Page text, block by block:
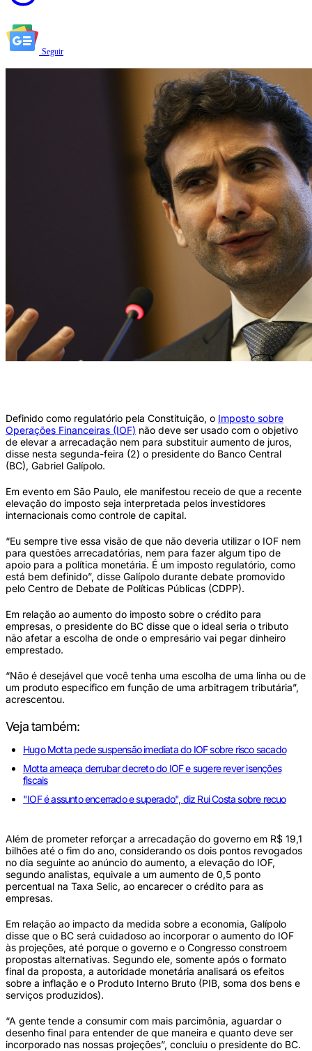
Seguir
Definido como regulatório pela Constituição, o Imposto sobre
Operações Financeiras (IOF) não deve ser usado com o objetivo
de elevar a arrecadação nem para substituir aumento de juros,
disse nesta segunda-feira (2) o presidente do Banco Central
(BC), Gabriel Galípolo.
Em evento em São Paulo, ele manifestou receio de que a recente
elevação do imposto seja interpretada pelos investidores
internacionais como controle de capital.
“Eu sempre tive essa visão de que não deveria utilizar o IOF nem
para questões arrecadatórias, nem para fazer algum tipo de
apoio para a política monetária. É um imposto regulatório, como
está bem definido”, disse Galípolo durante debate promovido
pelo Centro de Debate de Políticas Públicas (CDPP).
Em relação ao aumento do imposto sobre o crédito para
empresas, o presidente do BC disse que o ideal seria o tributo
não afetar a escolha de onde o empresário vai pegar dinheiro
emprestado.
“Não é desejável que você tenha uma escolha de uma linha ou de
um produto específico em função de uma arbitragem tributária”,
acrescentou.
Veja também:
Hugo Motta pede suspensão imediata do IOF sobre risco sacado
Motta ameaça derrubar decreto do IOF e sugere rever isenções
fiscais
"IOF é assunto encerrado e superado", diz Rui Costa sobre recuo
Além de prometer reforçar a arrecadação do governo em R$ 19,1
bilhões até o fim do ano, considerando os dois pontos revogados
no dia seguinte ao anúncio do aumento, a elevação do IOF,
segundo analistas, equivale a um aumento de 0,5 ponto
percentual na Taxa Selic, ao encarecer o crédito para as
empresas.
Em relação ao impacto da medida sobre a economia, Galípolo
disse que o BC será cuidadoso ao incorporar o aumento do IOF
às projeções, até porque o governo e o Congresso constroem
propostas alternativas. Segundo ele, somente após o formato
final da proposta, a autoridade monetária analisará os efeitos
sobre a inflação e o Produto Interno Bruto (PIB, soma dos bens e
serviços produzidos).
“A gente tende a consumir com mais parcimônia, aguardar o
desenho final para entender de que maneira e quanto deve ser
incorporado nas nossas projeções”, concluiu o presidente do BC.